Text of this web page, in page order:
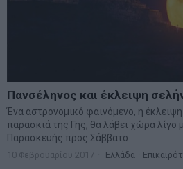
Πανσέληνος και έκλειψη
Ένα αστρονομικό φαινόμενο, η
παρασκιά της Γης, θα λάβει χώρα λίγο
Παρασκευής προς Σάββατο
10 Φεβρουαρίου 2017 Ελλάδα